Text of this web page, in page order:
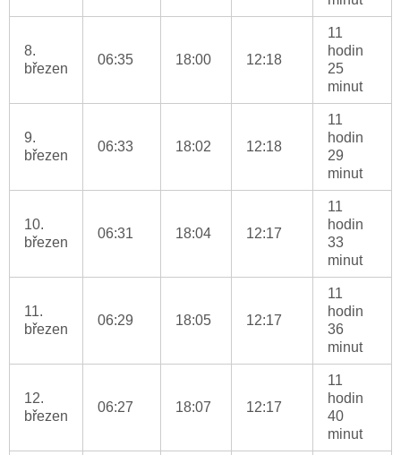
8.
březen
06:35 18:00 12:18
11
hodin
25
minut
9.
březen
06:33 18:02 12:18
11
hodin
29
minut
10.
březen
06:31 18:04 12:17
11
hodin
33
minut
11.
březen
06:29 18:05 12:17
11
hodin
36
minut
12.
březen
06:27 18:07 12:17
11
hodin
40
minut